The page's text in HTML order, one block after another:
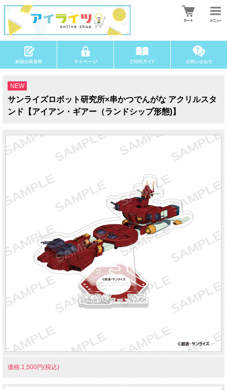
NEW
サンライズロボット研究所×串かつでんがな アクリルスタ
ンド【アイアン・ギアー（ランドシップ形態)】
価格:1,500円(税込)